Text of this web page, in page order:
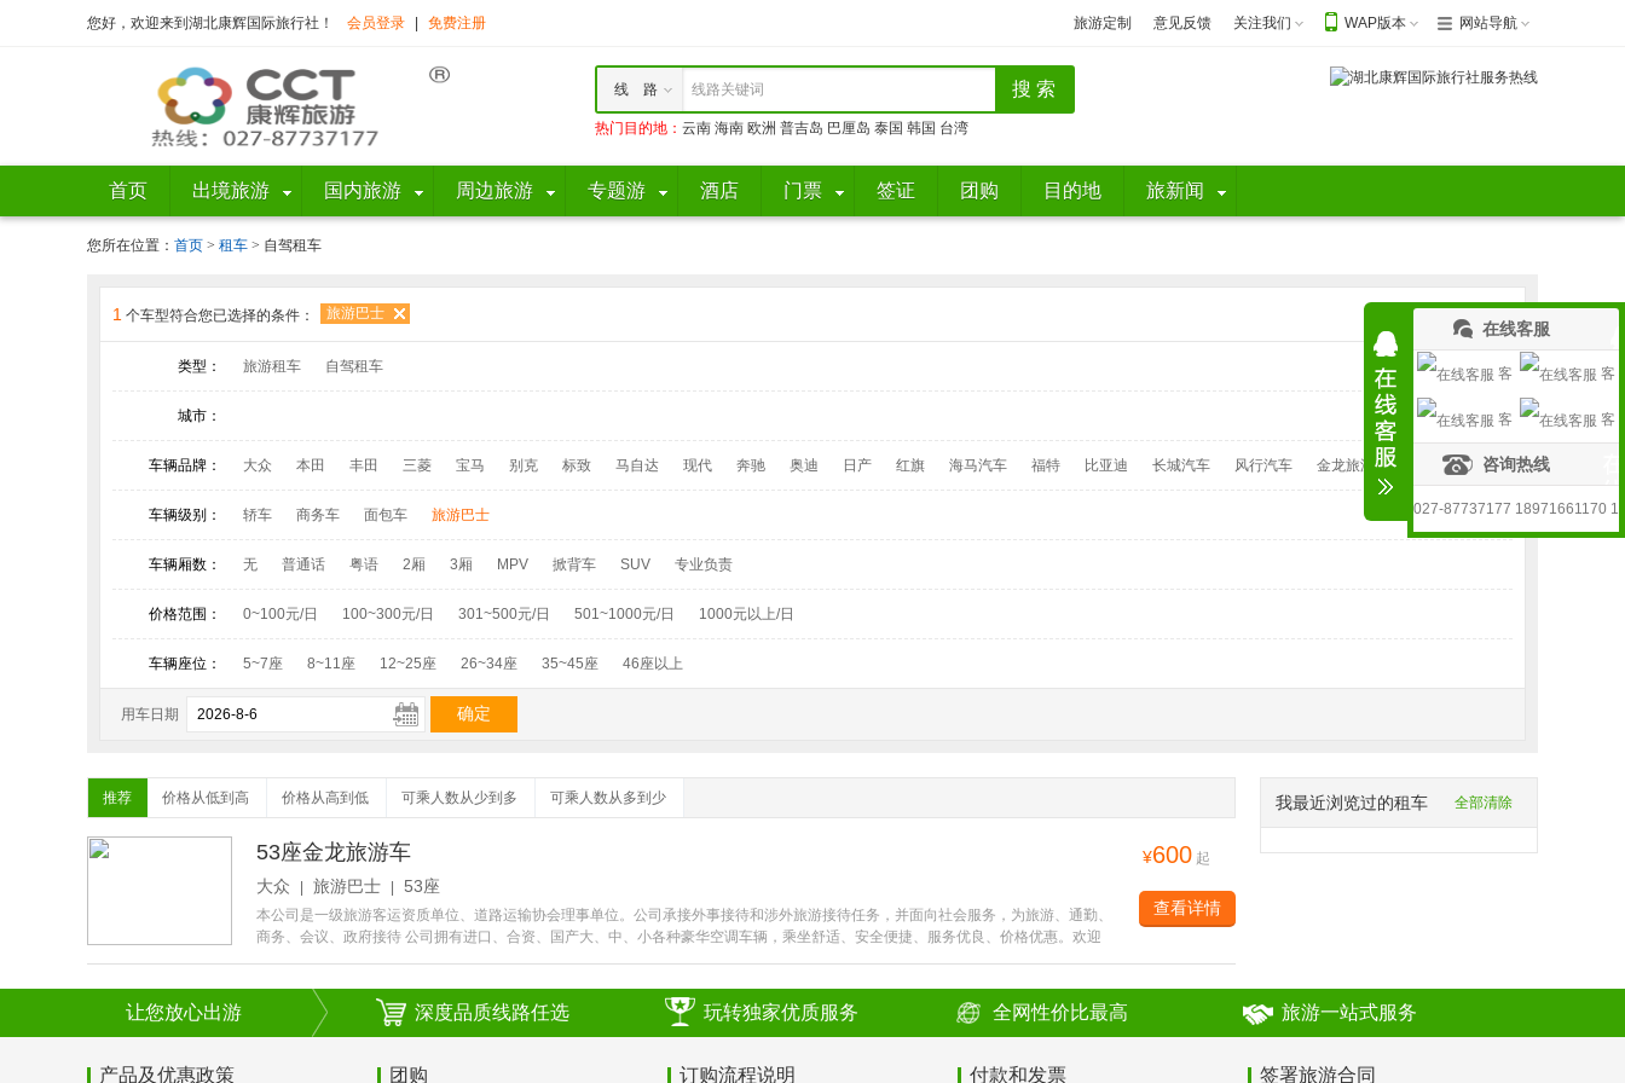
您好，欢迎来到湖北康辉国际旅行社！ 会员登录 免费注册 旅游定制 意见反馈 关注我们 WAP版本 网站导航
线路关键词
线 路
热门目的地 ： 云南 海南 欧洲 普吉岛 巴厘岛 泰国 韩国 台湾
首页 出境旅游 国内旅游 周边旅游 专题游 酒店 门票 签证 团购 目的地 旅新闻
您所在位置： 首页 > 租车 > 自驾租车
1 个车型符合您已选择的条件： 旅游巴士
类型： 旅游租车 自驾租车
城市：
车辆品牌： 大众 本田 丰田 三菱 宝马 别克 标致 马自达 现代 奔驰 奥迪 日产 红旗 海马汽车 福特 比亚迪 长城汽车 风行汽车 金龙旅游客车
车辆级别： 轿车 商务车 面包车 旅游巴士
车辆厢数： 无 普通话 粤语 2厢 3厢 MPV 掀背车 SUV 专业负责
价格范围： 0~100元/日 100~300元/日 301~500元/日 501~1000元/日 1000元以上/日
车辆座位： 5~7座 8~11座 12~25座 26~34座 35~45座 46座以上
用车日期
推荐 价格从低到高 价格从高到低 可乘人数从少到多 可乘人数从多到少
53座金龙旅游车
大众 旅游巴士 53座
本公司是一级旅游客运资质单位、道路运输协会理事单位。公司承接外事接待和涉外旅游接待任务，并面向社会服务，为旅游、通勤、
商务、会议、政府接待 公司拥有进口、合资、国产大、中、小各种豪华空调车辆，乘坐舒适、安全便捷、服务优良、价格优惠。欢迎
¥600 起
查看详情
全部清除
我最近浏览过的租车
让您放心出游 深度品质线路任选 玩转独家优质服务 全网性价比最高 旅游一站式服务
产品及优惠政策 团购 订购流程说明 付款和发票 签署旅游合同
在线客服
客
服1
客
服2
客
服3
客
咨询热线
027-87737177 18971661170 1